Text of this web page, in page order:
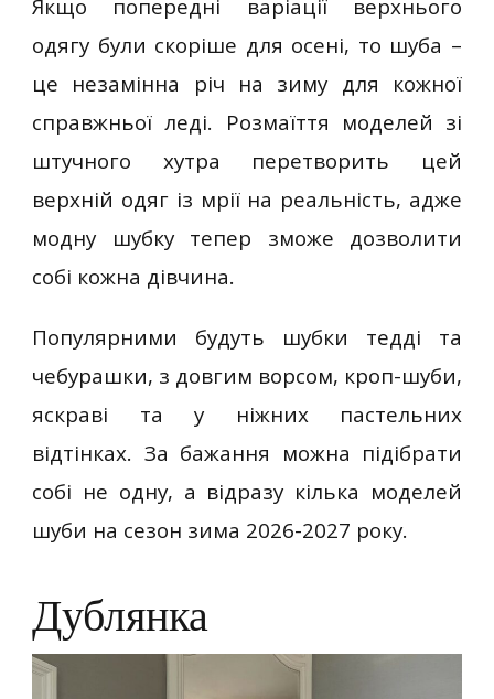
Якщо попередні варіації верхнього
одягу були скоріше для осені, то шуба –
це незамінна річ на зиму для кожної
справжньої леді. Розмаїття моделей зі
штучного хутра перетворить цей
верхній одяг із мрії на реальність, адже
модну шубку тепер зможе дозволити
собі кожна дівчина.
Популярними будуть шубки тедді та
чебурашки, з довгим ворсом, кроп-шуби,
яскраві та у ніжних пастельних
відтінках. За бажання можна підібрати
собі не одну, а відразу кілька моделей
шуби на сезон зима 2026-2027 року.
Дублянка